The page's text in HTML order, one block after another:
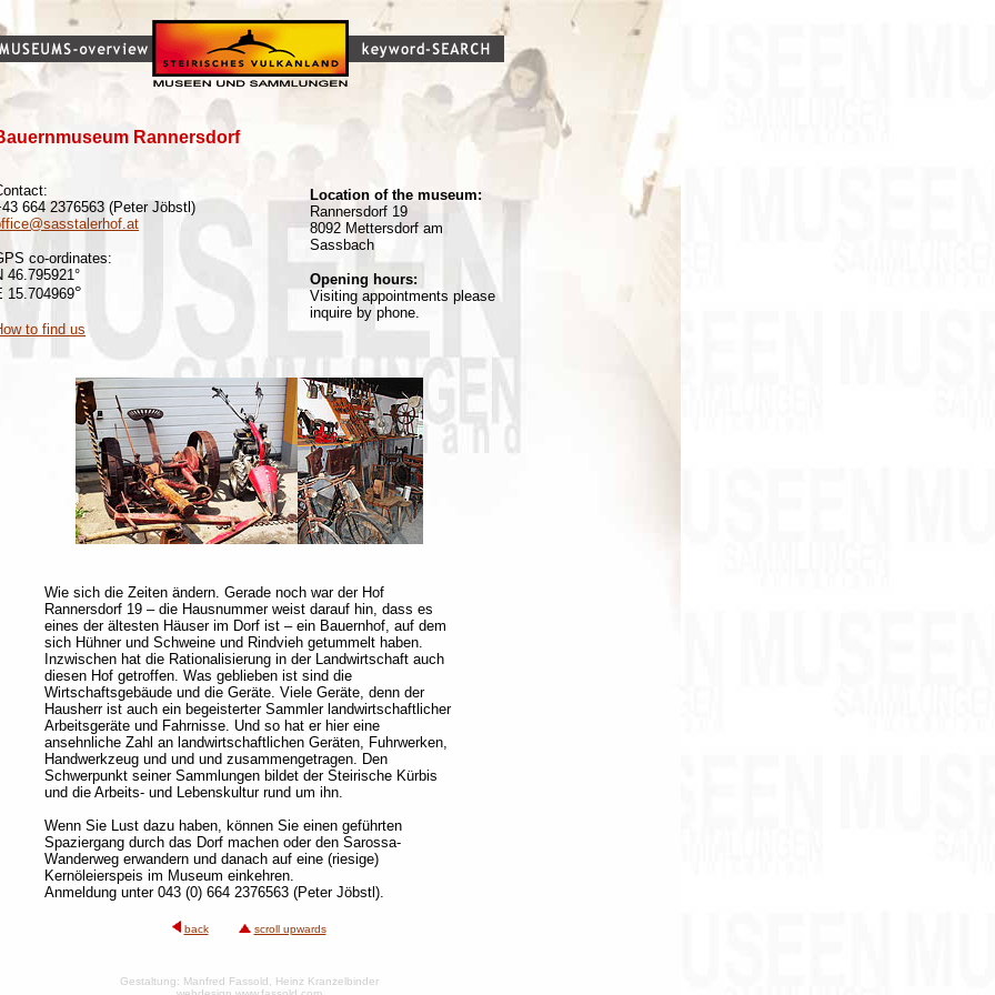
Rannersdorf
664 2376563 (Peter Jöbstl)
co-ordinates:
46.795921°
15.704969°
to find us
Location of the museum:
Rannersdorf 19
8092 Mettersdorf am
Sassbach
Opening hours:
Visiting appointments please
inquire by phone.
Wie sich die Zeiten ändern. Gerade noch war der Hof
Rannersdorf 19 – die Hausnummer weist darauf hin, dass es
eines der ältesten Häuser im Dorf ist – ein Bauernhof, auf dem
sich Hühner und Schweine und Rindvieh getummelt haben.
Inzwischen hat die Rationalisierung in der Landwirtschaft auch
diesen Hof getroffen. Was geblieben ist sind die
Wirtschaftsgebäude und die Geräte. Viele Geräte, denn der
Hausherr ist auch ein begeisterter Sammler landwirtschaftlicher
Arbeitsgeräte und Fahrnisse. Und so hat er hier eine
ansehnliche Zahl an landwirtschaftlichen Geräten, Fuhrwerken,
Handwerkzeug und und und zusammengetragen. Den
Schwerpunkt seiner Sammlungen bildet der Steirische Kürbis
und die Arbeits- und Lebenskultur rund um ihn.
Wenn Sie Lust dazu haben, können Sie einen geführten
Spaziergang durch das Dorf machen oder den Sarossa-
Wanderweg erwandern und danach auf eine (riesige)
Kernöleierspeis im Museum einkehren.
Anmeldung unter 043 (0) 664 2376563 (Peter Jöbstl).
back scroll upwards
Gestaltung: Manfred Fassold, Heinz Kranzelbinder